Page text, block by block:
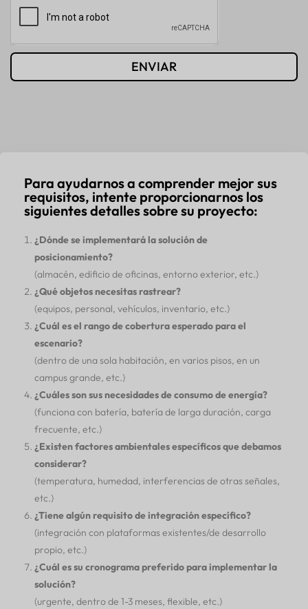
ENVIAR
Para ayudarnos a comprender mejor sus
requisitos, intente proporcionarnos los
siguientes detalles sobre su proyecto:
¿Dónde se implementará la solución de
posicionamiento?
(almacén, edificio de oficinas, entorno exterior, etc.)
¿Qué objetos necesitas rastrear?
(equipos, personal, vehículos, inventario, etc.)
¿Cuál es el rango de cobertura esperado para el
escenario?
(dentro de una sola habitación, en varios pisos, en un
campus grande, etc.)
¿Cuáles son sus necesidades de consumo de energía?
(funciona con batería, batería de larga duración, carga
frecuente, etc.)
¿Existen factores ambientales específicos que debamos
considerar?
(temperatura, humedad, interferencias de otras señales,
etc.)
¿Tiene algún requisito de integración específico?
(integración con plataformas existentes/de desarrollo
propio, etc.)
¿Cuál es su cronograma preferido para implementar la
solución?
(urgente, dentro de 1-3 meses, flexible, etc.)